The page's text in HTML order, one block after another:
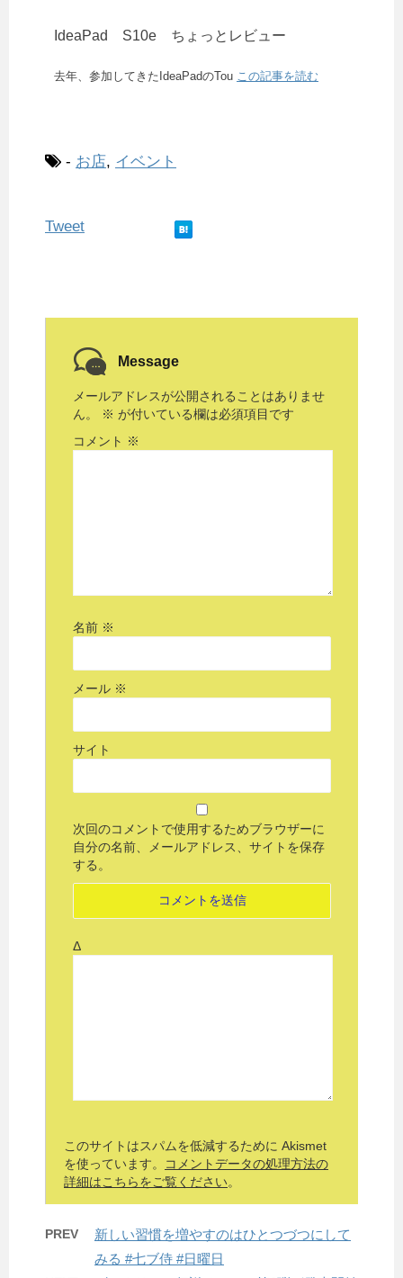
IdeaPad S10e ちょっとレビュー
去年、参加してきたIdeaPadのTou この記事を読む
- お店, イベント
Tweet
Message
メールアドレスが公開されることはありませ
ん。
※ が付いている欄は必須項目です
コメント ※
名前 ※
メール ※
サイト
次回のコメントで使用するためブラウザーに
自分の名前、メールアドレス、サイトを保存
する。
Δ
このサイトはスパムを低減するために Akismet
を使っています。
コメントデータの処理方法の
詳細はこちらをご覧ください。
PREV
新しい習慣を増やすのはひとつづつにして
みる #七ブ侍 #日曜日